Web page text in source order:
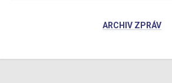
ARCHIV ZPRÁV